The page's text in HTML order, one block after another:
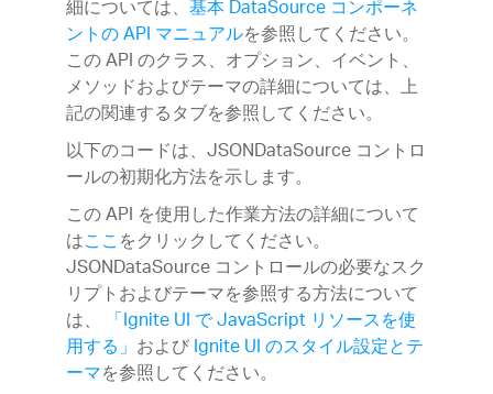
細については、 基本 DataSource コンポーネ
ントの API マニュアルを参照してください。
この API のクラス、オプション、イベント、
メソッドおよびテーマの詳細については、上
記の関連するタブを参照してください。
以下のコードは、JSONDataSource コントロ
ールの初期化方法を示します。
この API を使用した作業方法の詳細について
はここをクリックしてください。
JSONDataSource コントロールの必要なスク
リプトおよびテーマを参照する方法について
は、 「Ignite UI で JavaScript リソースを使
用する」 およびIgnite UI のスタイル設定とテ
ーマを参照してください。